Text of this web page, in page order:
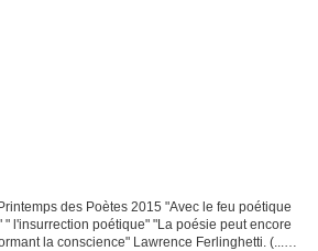
des Poètes 2015 "Avec le feu poétique
l'insurrection poétique" "La poésie peut encore
la conscience" Lawrence Ferlinghetti. (...)